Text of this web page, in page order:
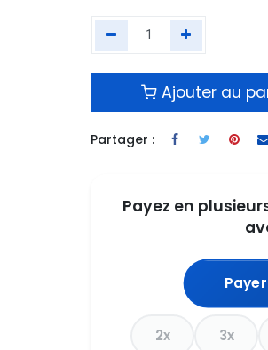
Ajouter au
Partager :
Payez en
2x 3x